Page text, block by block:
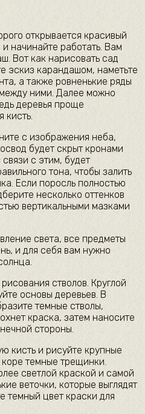
открывается красивый
начинайте работать. Вам
Вот как нарисовать сад
эскиз карандашом, наметьте
а также ровненькие ряды
ними. Далее можно
деревья проще
кисть.
с изображения неба,
будет скрыт кронами
с этим, будет
тона, чтобы залить
Если поросль полностью
несколько оттенков
вертикальными мазками
света, все предметы
и для себя вам нужно
стволов. Круглой
основы деревьев. В
темные стволы,
краска, затем наносите
стороны.
кисть и рисуйте крупные
темные трещинки.
светлой краской и самой
веточки, которые выглядят
темный цвет краски для